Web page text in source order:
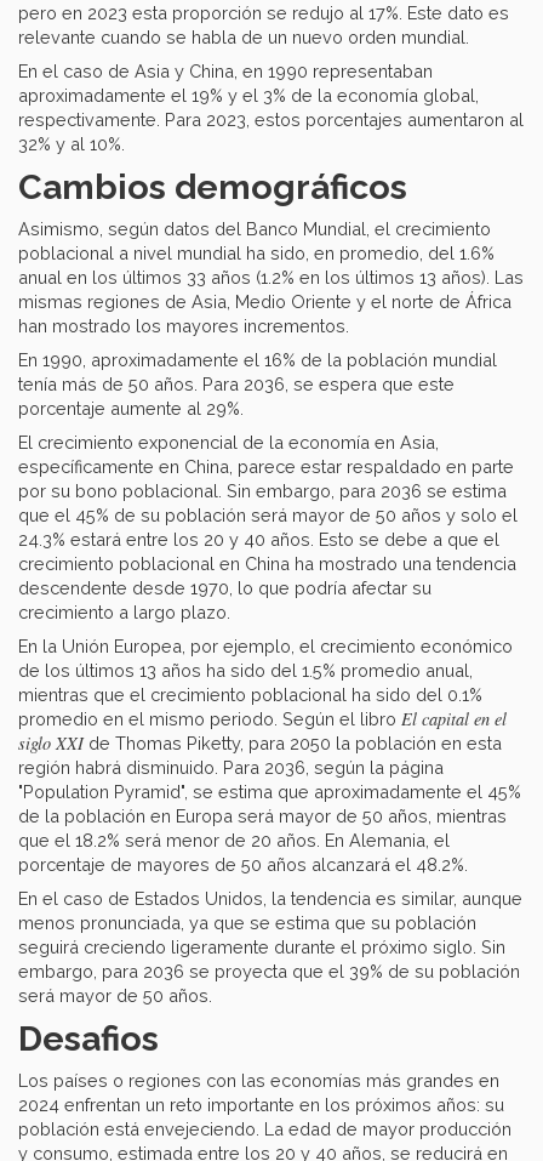
pero en 2023 esta proporción se redujo al 17%. Este dato es
relevante cuando se habla de un nuevo orden mundial.
En el caso de Asia y China, en 1990 representaban
aproximadamente el 19% y el 3% de la economía global,
respectivamente. Para 2023, estos porcentajes aumentaron al
32% y al 10%.
Cambios demográficos
Asimismo, según datos del Banco Mundial, el crecimiento
poblacional a nivel mundial ha sido, en promedio, del 1.6%
anual en los últimos 33 años (1.2% en los últimos 13 años). Las
mismas regiones de Asia, Medio Oriente y el norte de África
han mostrado los mayores incrementos.
En 1990, aproximadamente el 16% de la población mundial
tenía más de 50 años. Para 2036, se espera que este
porcentaje aumente al 29%.
El crecimiento exponencial de la economía en Asia,
específicamente en China, parece estar respaldado en parte
por su bono poblacional. Sin embargo, para 2036 se estima
que el 45% de su población será mayor de 50 años y solo el
24.3% estará entre los 20 y 40 años. Esto se debe a que el
crecimiento poblacional en China ha mostrado una tendencia
descendente desde 1970, lo que podría afectar su
crecimiento a largo plazo.
En la Unión Europea, por ejemplo, el crecimiento económico
de los últimos 13 años ha sido del 1.5% promedio anual,
mientras que el crecimiento poblacional ha sido del 0.1%
promedio en el mismo periodo. Según el libro El capital en el
siglo XXIde Thomas Piketty, para 2050 la población en esta
región habrá disminuido. Para 2036, según la página
"Population Pyramid", se estima que aproximadamente el 45%
de la población en Europa será mayor de 50 años, mientras
que el 18.2% será menor de 20 años. En Alemania, el
porcentaje de mayores de 50 años alcanzará el 48.2%.
En el caso de Estados Unidos, la tendencia es similar, aunque
menos pronunciada, ya que se estima que su población
seguirá creciendo ligeramente durante el próximo siglo. Sin
embargo, para 2036 se proyecta que el 39% de su población
será mayor de 50 años.
Desafios
Los países o regiones con las economías más grandes en
2024 enfrentan un reto importante en los próximos años: su
población está envejeciendo. La edad de mayor producción
y consumo, estimada entre los 20 y 40 años, se reducirá en